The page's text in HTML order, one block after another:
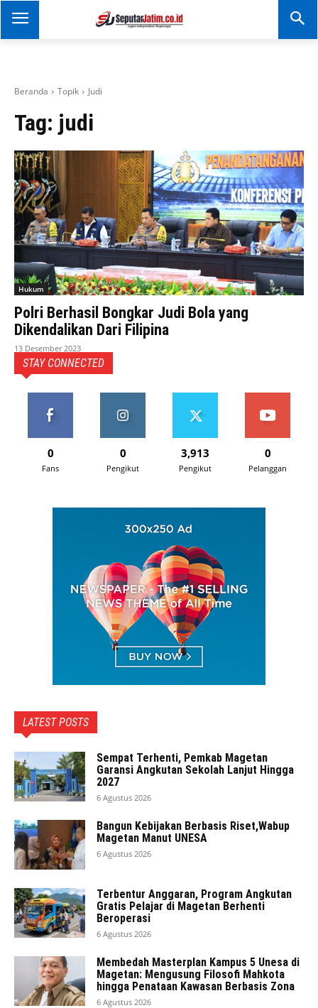
SEPUTAR JATIM
Portal Informasi Dan
Beranda Topik Judi
Tag: judi
Hukum
Polri Berhasil Bongkar Judi Bola yang
Dikendalikan Dari Filipina
13 Desember 2023
STAY CONNECTED
0
Fans
0
Pengikut
3,913
Pengikut
0
Pelanggan
LATEST POSTS
Sempat Terhenti, Pemkab Magetan
Garansi Angkutan Sekolah Lanjut Hingga
2027
6 Agustus 2026
Bangun Kebijakan Berbasis Riset,Wabup
Magetan Manut UNESA
6 Agustus 2026
Terbentur Anggaran, Program Angkutan
Gratis Pelajar di Magetan Berhenti
Beroperasi
6 Agustus 2026
Membedah Masterplan Kampus 5 Unesa di
Magetan: Mengusung Filosofi Mahkota
hingga Penataan Kawasan Berbasis Zona
6 Agustus 2026